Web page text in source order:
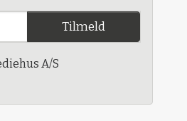
Tilmeld
A/S